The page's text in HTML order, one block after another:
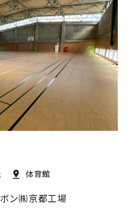
体育館
ン㈱京都工場